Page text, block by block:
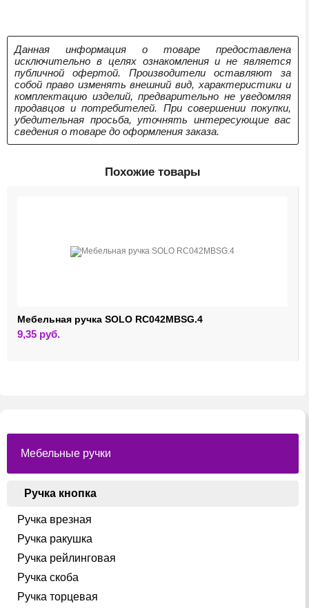
Данная информация о товаре предоставлена
исключительно в целях ознакомления и не является
публичной офертой. Производители оставляют за
собой право изменять внешний вид, характеристики и
комплектацию изделий, предварительно не уведомляя
продавцов и потребителей. При совершении покупки,
убедительная просьба, уточнять интересующие вас
сведения о товаре до оформления заказа.
Похожие товары
Мебельная ручка SOLO RC042MBSG.4
9,35 руб.
Мебельные ручки
Ручка кнопка
Ручка врезная
Ручка ракушка
Ручка рейлинговая
Ручка скоба
Ручка торцевая